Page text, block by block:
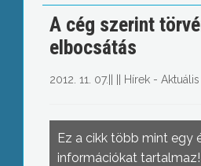
A cég szerint
elbocsátás
2012. 11. 07. Hírek - Aktuális
Ez a cikk több mint egy
információkat tartalmaz!